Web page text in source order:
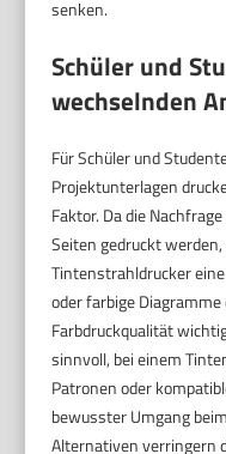
senken.
Schüler und
wechselnden
Für Schüler und
Projektunterlagen
Faktor. Da die
Seiten gedruckt
Tintenstrahldrucker
oder farbige
Farbdruckqualität
sinnvoll, bei einem
Patronen oder
bewusster Umgang
Alternativen verringern